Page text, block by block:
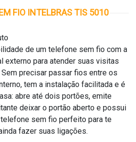
FIO INTELBRAS TIS 5010
de um telefone sem fio com a
externo para atender suas visitas
precisar passar fios entre os
tem a instalação facilitada e é
abre até dois portões, emite
deixar o portão aberto e possui
sem fio perfeito para te
fazer suas ligações.